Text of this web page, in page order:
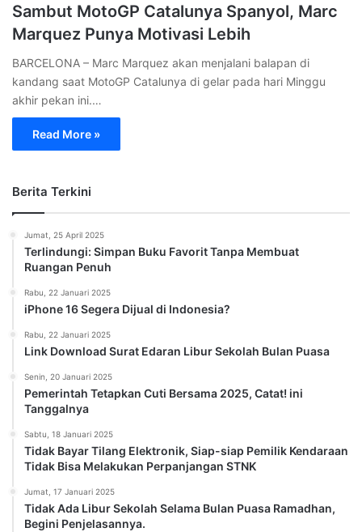
Sambut MotoGP Catalunya Spanyol, Marc
Marquez Punya Motivasi Lebih
BARCELONA – Marc Marquez akan menjalani balapan di
kandang saat MotoGP Catalunya di gelar pada hari Minggu
akhir pekan ini.…
Read More »
Berita Terkini
Jumat, 25 April 2025
Terlindungi: Simpan Buku Favorit Tanpa Membuat
Ruangan Penuh
Rabu, 22 Januari 2025
iPhone 16 Segera Dijual di Indonesia?
Rabu, 22 Januari 2025
Link Download Surat Edaran Libur Sekolah Bulan Puasa
Senin, 20 Januari 2025
Pemerintah Tetapkan Cuti Bersama 2025, Catat! ini
Tanggalnya
Sabtu, 18 Januari 2025
Tidak Bayar Tilang Elektronik, Siap-siap Pemilik Kendaraan
Tidak Bisa Melakukan Perpanjangan STNK
Jumat, 17 Januari 2025
Tidak Ada Libur Sekolah Selama Bulan Puasa Ramadhan,
Begini Penjelasannya.